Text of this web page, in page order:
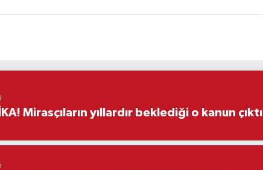
SON DAKİKA! Mirasçıların yıllardır beklediği o kanun çıktı